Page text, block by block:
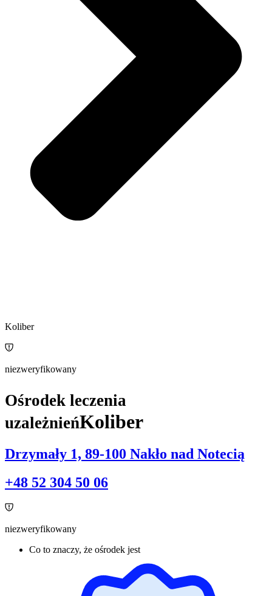
Koliber
niezweryfikowany
Ośrodek leczenia
uzależnieńKoliber
Drzymały 1, 89-100 Nakło nad Notecią
+48 52 304 50 06
niezweryfikowany
Co to znaczy, że ośrodek jest